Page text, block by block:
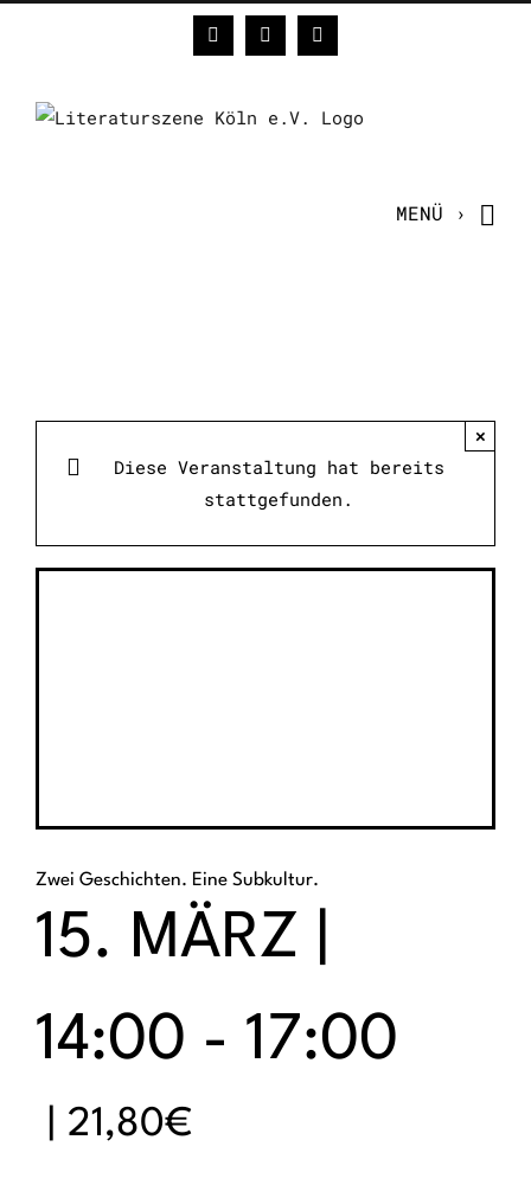
FacebookInstagram
E-
Mail
Diese Veranstaltung hat bereits
stattgefunden.
×
Zwei Geschichten. Eine Subkultur.
15. MÄRZ |
14:00 - 17:00
21,80€